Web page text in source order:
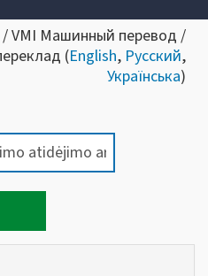
VMI Машинный перевод /
(English, Русский,
Українська)